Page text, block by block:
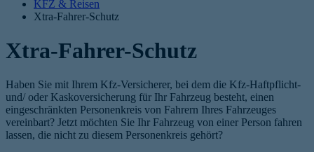
KFZ & Reisen
Xtra-Fahrer-Schutz
Xtra-Fahrer-Schutz
Haben Sie mit Ihrem Kfz-Versicherer, bei dem die Kfz-Haftpflicht-
und/ oder Kaskoversicherung für Ihr Fahrzeug besteht, einen
eingeschränkten Personenkreis von Fahrern Ihres Fahrzeuges
vereinbart? Jetzt möchten Sie Ihr Fahrzeug von einer Person fahren
lassen, die nicht zu diesem Personenkreis gehört?